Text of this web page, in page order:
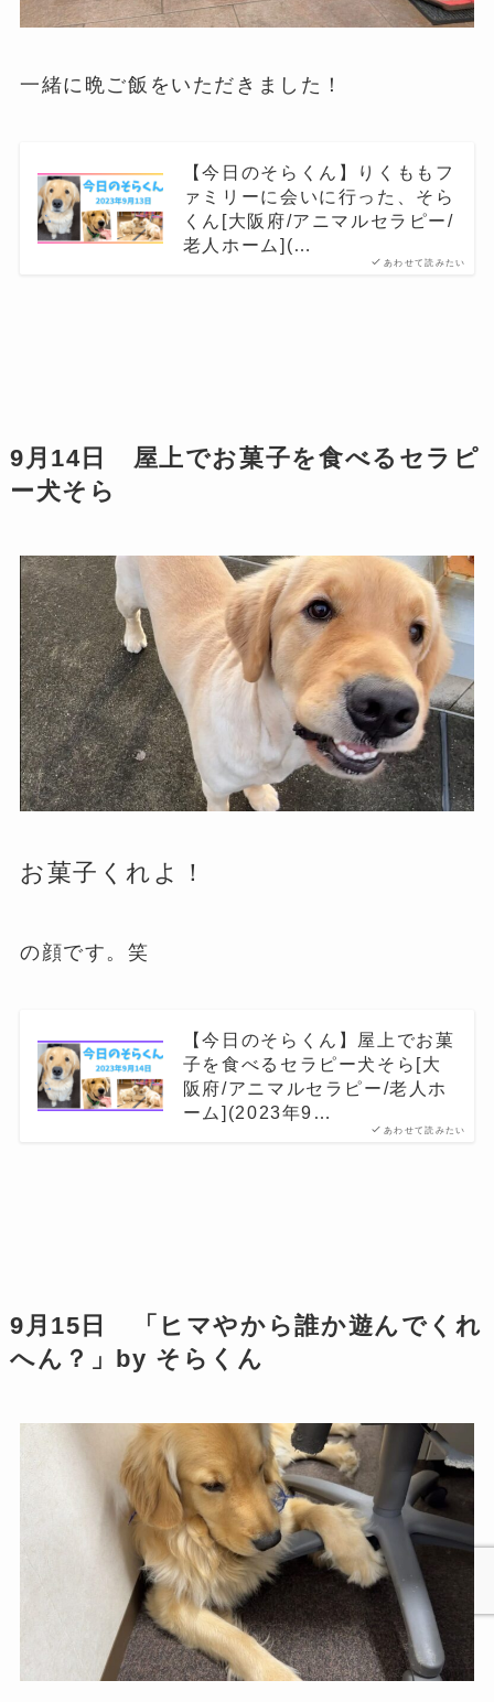
一緒に晩ご飯をいただきました！
あわせて読みたい
【今日のそらくん】りくももフ
ァミリーに会いに行った、そら
くん[大阪府/アニマルセラピー/
老人ホーム](…
9月14日 屋上でお菓子を食べるセラピ
ー犬そら
お菓子くれよ！
の顔です。笑
あわせて読みたい
【今日のそらくん】屋上でお菓
子を食べるセラピー犬そら[大
阪府/アニマルセラピー/老人ホ
ーム](2023年9…
9月15日 「ヒマやから誰か遊んでくれ
へん？」by そらくん